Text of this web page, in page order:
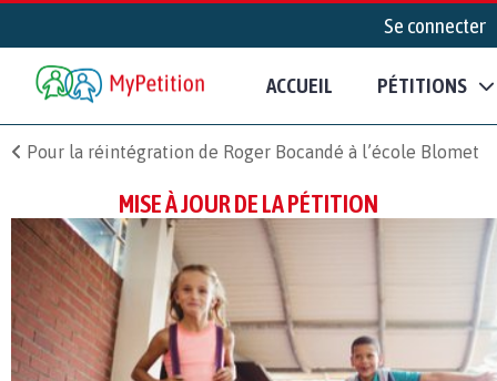
Se connecter
ACCUEIL PÉTITIONS
Pour la réintégration de Roger Bocandé à l’école Blomet
MISE À JOUR DE LA PÉTITION